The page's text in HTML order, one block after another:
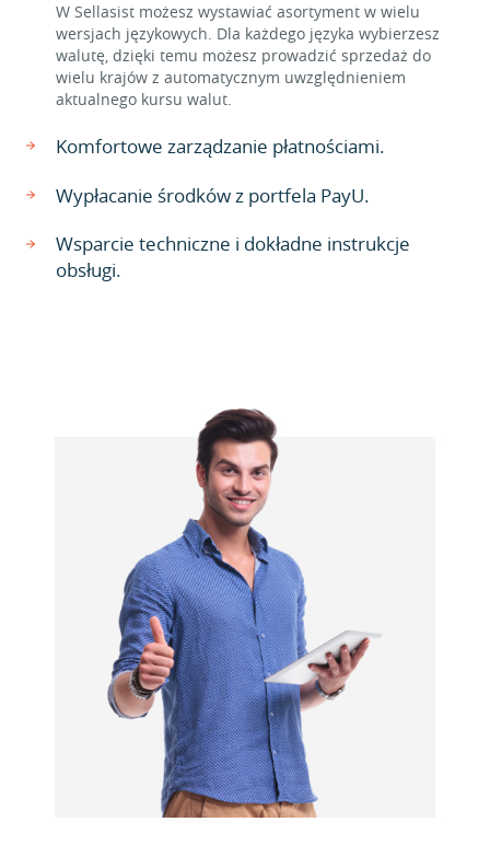
W Sellasist możesz wystawiać asortyment w wielu
wersjach językowych. Dla każdego języka wybierzesz
walutę, dzięki temu możesz prowadzić sprzedaż do
wielu krajów z automatycznym uwzględnieniem
aktualnego kursu walut.
Komfortowe zarządzanie płatnościami.
Wypłacanie środków z portfela PayU.
Wsparcie techniczne i dokładne instrukcje
obsługi.